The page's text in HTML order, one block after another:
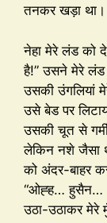
तनकर खड़ा था।
नेहा मेरे लंड को
है!” उसने मेरे लंड
उसकी उंगलियां
उसे बेड पर
उसकी चूत से
लेकिन नशे जैसा
को अंदर-बाहर
“ओह्ह… हुसैन…
उठा-उठाकर मेरे